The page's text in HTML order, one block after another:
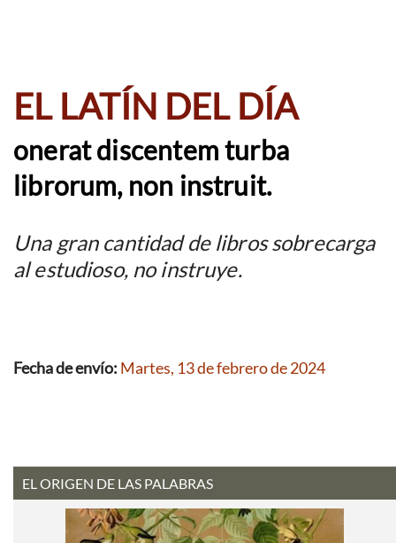
EL LATÍN DEL DÍA
onerat discentem turba
librorum, non instruit.
Una gran cantidad de libros sobrecarga
al estudioso, no instruye.
Fecha de envío: Martes, 13 de febrero de 2024
EL ORIGEN DE LAS PALABRAS